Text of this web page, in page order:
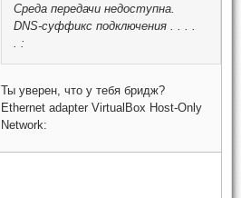
Среда передачи недоступна.
DNS-суффикс подключения . . . .
. :
Ты уверен, что у тебя бридж?
Ethernet adapter VirtualBox Host-Only
Network: